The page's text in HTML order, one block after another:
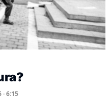
· 6:15